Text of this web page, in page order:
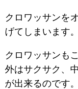
クロワッサンを
げてしまいます
クロワッサンも
外はサクサク、
が出来るのです